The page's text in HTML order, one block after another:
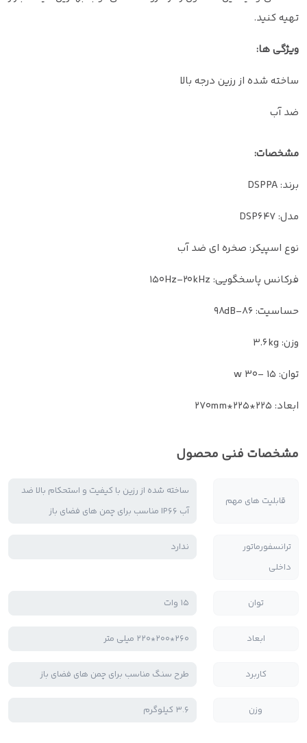
تهیه کنید.
ویژگی ها:
ساخته شده از رزین درجه بالا
ضد آب
مشخصات:
برند: DSPPA
مدل: DSP647
نوع اسپیکر: صخره ای ضد آب
فرکانس پاسخگویی: 150Hz-20kHz
حساسیت: 86-98dB
وزن: 3.6kg
توان: 15 -30 w
ابعاد: 225*225*270mm
مشخصات فنی محصول
قابلیت های مهم
ساخته شده از رزین با کیفیت و استحکام بالا ضد
آب IP66 مناسب برای چمن های فضای باز
ترانسفورماتور
داخلی
ندارد
توان 15 وات
ابعاد 260*200*220 میلی متر
کاربرد طرح سنگ مناسب برای چمن های فضای باز
وزن 3.6 کیلوگرم